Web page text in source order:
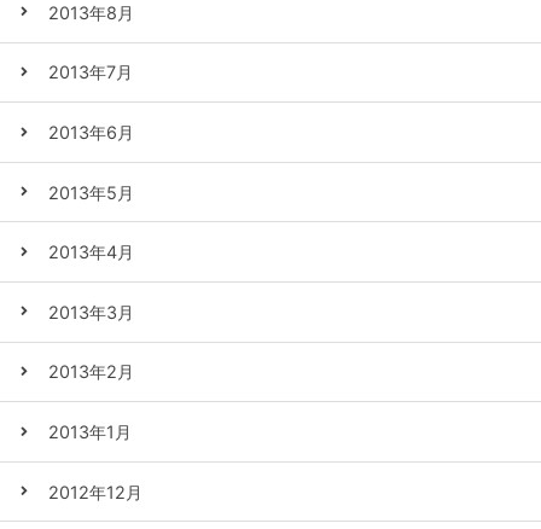
2013年8月
2013年7月
2013年6月
2013年5月
2013年4月
2013年3月
2013年2月
2013年1月
2012年12月